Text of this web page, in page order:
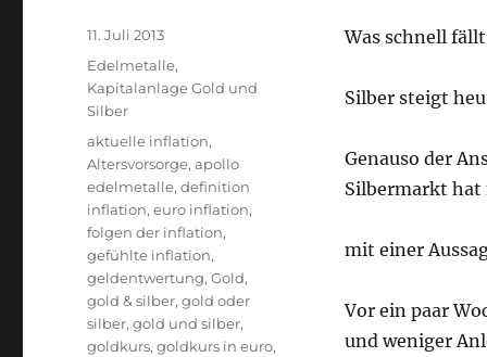
Was schnell
Silber steigt
Genauso der
Silbermarkt hat
mit einer
Vor ein paar
und weniger
Veröffentlicht
am
11. Juli 2013
Kategorien
Edelmetalle,
Kapitalanlage Gold und
Silber
Schlagwörter
aktuelle inflation,
Altersvorsorge,apollo
edelmetalle,definition
inflation,euro inflation,
folgen der inflation,
gefühlte inflation,
geldentwertung,Gold,
gold & silber,gold oder
silber,gold und silber,
goldkurs,goldkurs in euro,